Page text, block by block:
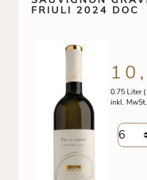
FRIULI 2024 DOC
0.75 Liter
inkl.
10,